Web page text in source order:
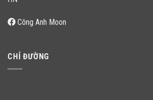
Công Anh Moon
CHỈ ĐƯỜNG